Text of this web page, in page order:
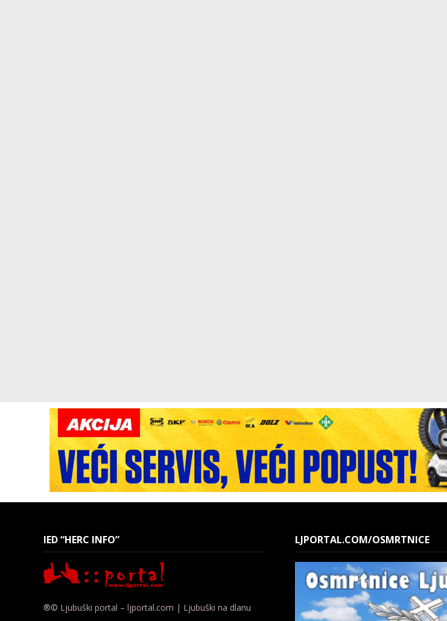
IED “HERC INFO”
®© Ljubuški portal – ljportal.com | Ljubuški na dlanu
LJPORTAL.COM/OSMRTNICE